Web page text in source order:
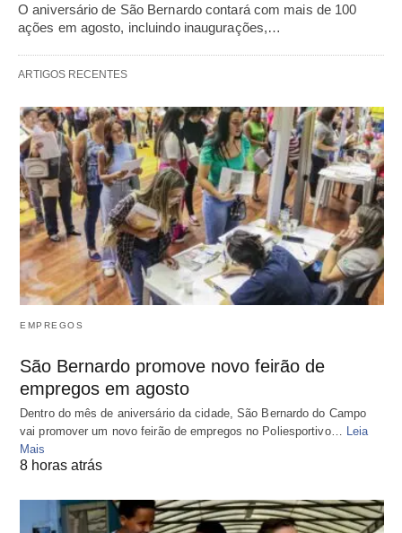
O aniversário de São Bernardo contará com mais de 100
ações em agosto, incluindo inaugurações,…
ARTIGOS RECENTES
EMPREGOS
São Bernardo promove novo feirão de
empregos em agosto
Dentro do mês de aniversário da cidade, São Bernardo do Campo
vai promover um novo feirão de empregos no Poliesportivo…
Leia
Mais
8 horas atrás